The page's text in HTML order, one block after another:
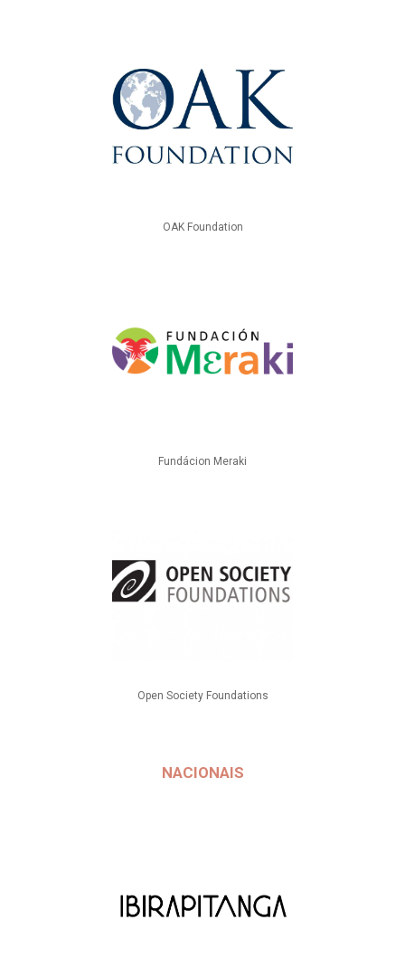
OAK Foundation
Fundácion Meraki
Open Society Foundations
NACIONAIS